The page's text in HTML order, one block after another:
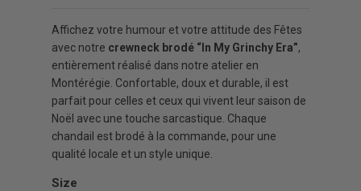
Affichez votre humour et votre attitude des Fêtes
avec notre crewneck brodé “In My Grinchy Era”,
entièrement réalisé dans notre atelier en
Montérégie. Confortable, doux et durable, il est
parfait pour celles et ceux qui vivent leur saison de
Noël avec une touche sarcastique. Chaque
chandail est brodé à la commande, pour une
qualité locale et un style unique.
Size